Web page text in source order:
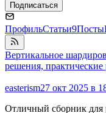
Подписаться
ПрофильСтатьи9Посты
Вертикальное
решения,
easterism27 окт 2025 в
Отличный сборник для